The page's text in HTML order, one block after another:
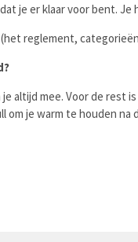
je er klaar voor bent.
reglement,
altijd mee. Voor de rest
om je warm te houden